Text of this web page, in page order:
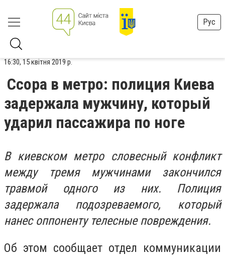
Рус
16:30, 15 квітня 2019 р.
Ссора в метро: полиция Киева
задержала мужчину, который
ударил пассажира по ноге
В киевском метро словесный конфликт
между тремя мужчинами закончился
травмой одного из них. Полиция
задержала подозреваемого, который
нанес оппоненту телесные повреждения.
Об этом сообщает отдел коммуникации